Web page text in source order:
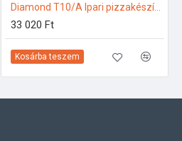
Diamond T10/A Ipari pizzakészítés
33 020 Ft
Kosárba teszem